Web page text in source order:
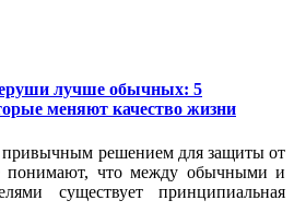
лучше обычных: 5
меняют качество жизни
привычным решением для защиты от
понимают, что между обычными и
существует принципиальная